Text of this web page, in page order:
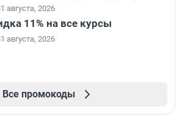
августа, 2026
11% на все курсы
августа, 2026
Все промокоды